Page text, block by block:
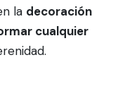
la decoración
cualquier